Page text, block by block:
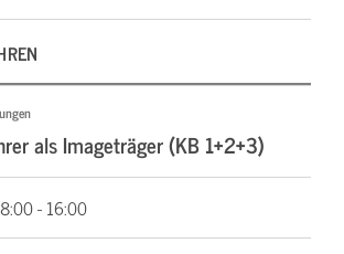
als Imageträger (KB 1+2+3)
- 16:00